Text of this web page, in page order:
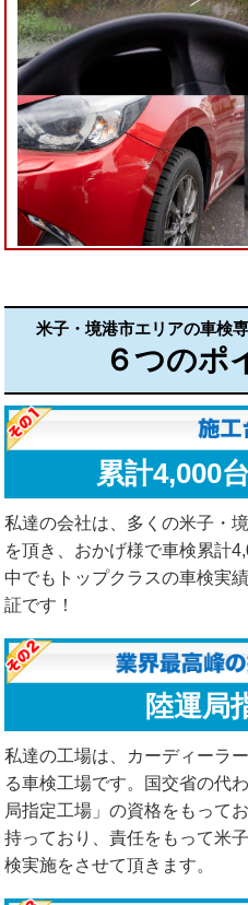
米子・境港市エリアの車検
６つのポ
累計4,000
私達の会社は、多くの米子・
を頂き、おかげ様で車検累計
中でもトップクラスの車検実
証です！
陸運局
私達の工場は、カーディーラ
る車検工場です。国交省の代
局指定工場」の資格をもって
持っており、責任をもって米
検実施をさせて頂きます。